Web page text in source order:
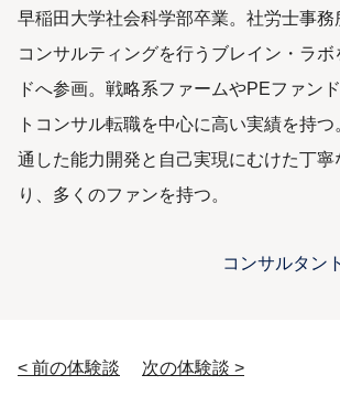
早稲田大学社会科学部卒業。社労士事務
コンサルティングを行うブレイン・ラ
ドへ参画。戦略系ファームやPEファン
トコンサル転職を中心に高い実績を持
通した能力開発と自己実現にむけた丁寧
り、多くのファンを持つ。
コンサルタン
< 前の体験談 次の体験談 >